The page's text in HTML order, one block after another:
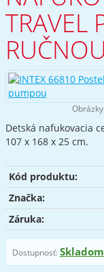
TRAVEL
Detská nafukovacia
107 x 168 x 25 cm.
Kód produktu:
Značka:
Záruka:
Dostupnosť: